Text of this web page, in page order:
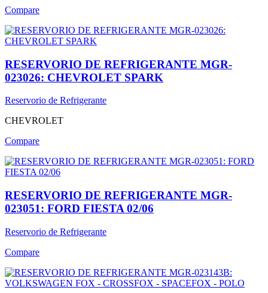
Compare
RESERVORIO DE REFRIGERANTE MGR-
023026: CHEVROLET SPARK
Reservorio de Refrigerante
CHEVROLET
Compare
RESERVORIO DE REFRIGERANTE MGR-
023051: FORD FIESTA 02/06
Reservorio de Refrigerante
Compare